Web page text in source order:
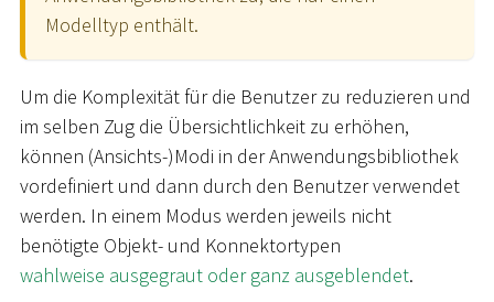
Modelltyp enthält.
Um die Komplexität für die Benutzer zu reduzieren und
im selben Zug die Übersichtlichkeit zu erhöhen,
können (Ansichts-)Modi in der Anwendungsbibliothek
vordefiniert und dann durch den Benutzer verwendet
werden. In einem Modus werden jeweils nicht
benötigte Objekt- und Konnektortypen
wahlweise ausgegraut oder ganz ausgeblendet.